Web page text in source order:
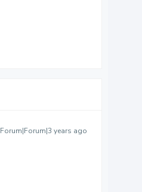
Forum|Forum|3 years ago